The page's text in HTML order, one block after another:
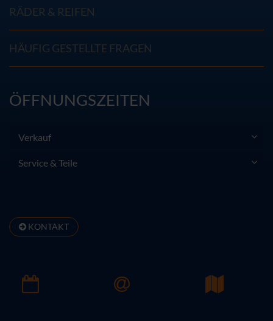
RÄDER & REIFEN
HÄUFIG GESTELLTE FRAGEN
ÖFFNUNGSZEITEN
Verkauf
Service & Teile
KONTAKT